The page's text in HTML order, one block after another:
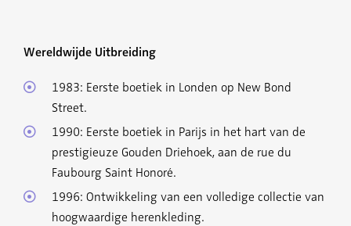
Wereldwijde Uitbreiding
1983: Eerste boetiek in Londen op New Bond
Street.
1990: Eerste boetiek in Parijs in het hart van de
prestigieuze Gouden Driehoek, aan de rue du
Faubourg Saint Honoré.
1996: Ontwikkeling van een volledige collectie van
hoogwaardige herenkleding.